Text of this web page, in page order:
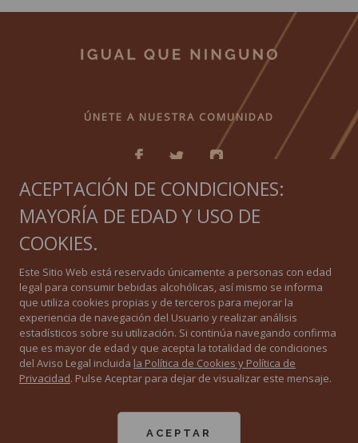
ÚNETE A NUESTRA COMUNIDAD
IGUAL QUE NINGUNO
Política de privacidad
Política de Cookies
Aviso Legal
El Consejo Regulador de vinos de Jerez y Manzanilla recibe ayudas de la Unión
ACEPTACIÓN DE CONDICIONES:
MAYORÍA DE EDAD Y USO DE
COOKIES.
Este Sitio Web está reservado únicamente a personas con edad
legal para consumir bebidas alcohólicas, así mismo se informa
que utiliza cookies propias y de terceros para mejorar la
experiencia de navegación del Usuario y realizar análisis
estadísticos sobre su utilización. Si continúa navegando confirma
que es mayor de edad y que acepta la totalidad de condiciones
del Aviso Legal incluida la Política de Cookies y Política de
Privacidad. Pulse Aceptar para dejar de visualizar este mensaje.
ACEPTAR